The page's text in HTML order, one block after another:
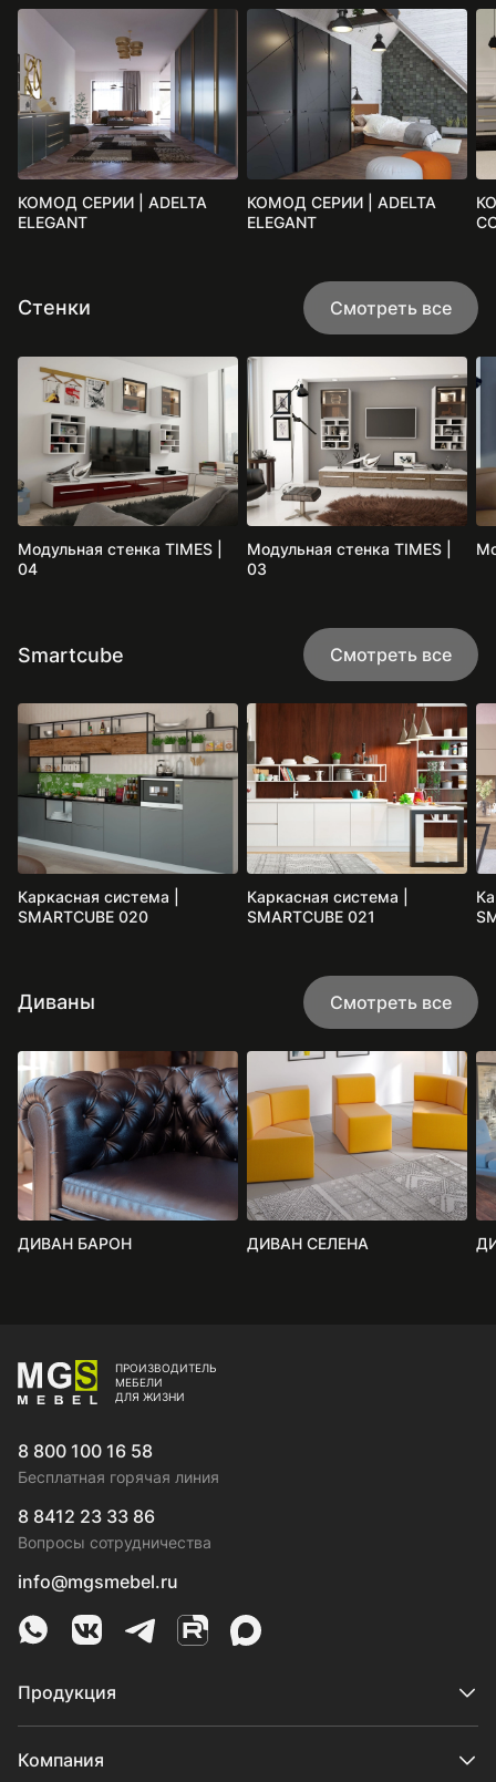
КОМОД СЕРИИ | ADELTA
ELEGANT
КОМОД СЕРИИ | ADELTA
ELEGANT
Стенки Смотреть все
Модульная стенка TIMES |
04
Модульная стенка TIMES |
03
Smartcube Смотреть все
Каркасная система |
SMARTCUBE 020
Каркасная система |
SMARTCUBE 021
Диваны Смотреть все
ДИВАН БАРОН ДИВАН СЕЛЕНА
ПРОИЗВОДИТЕЛЬ
МЕБЕЛИ
ДЛЯ ЖИЗНИ
8 800 100 16 58
Бесплатная горячая линия
8 8412 23 33 86
Вопросы сотрудничества
info@mgsmebel.ru
MGS Mebel в Whatsapp
MGS Mebel в VK
MGS Mebel в Telegram
MGS Mebel на Rutube
MGS Mebel на MAX
Продукция
Компания